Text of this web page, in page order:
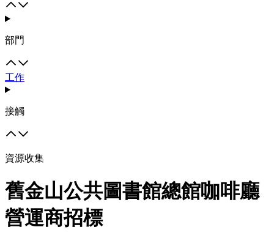
部門
工作
接觸
資源收集
舊金山公共圖書館總館咖啡廳
營運商招標